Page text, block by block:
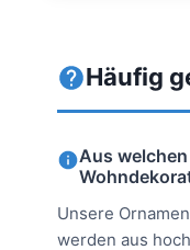
Häufig
Aus
Unsere
werden aus